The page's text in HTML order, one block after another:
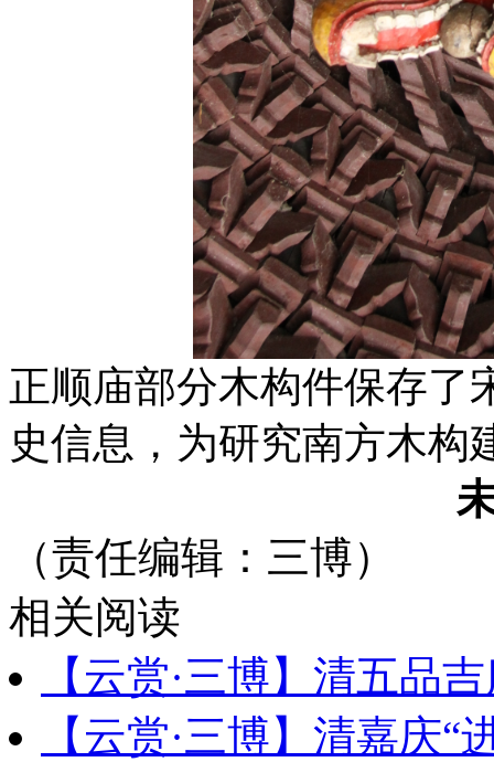
正顺庙部分木构件保存了
史信息，为研究南方木构
（责任编辑：三博）
相关阅读
【云赏·三博】清五品
【云赏·三博】清嘉庆“